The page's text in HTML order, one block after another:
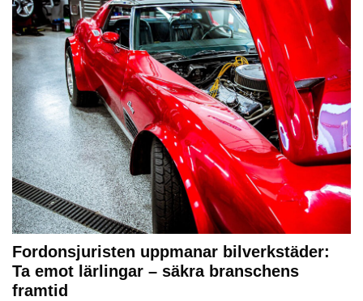
Fordonsjuristen uppmanar bilverkstäder:
Ta emot lärlingar – säkra branschens
framtid